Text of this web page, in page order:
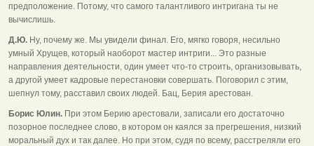
предположение. Потому, что самого талантливого интригана ты не
вычислишь.
Д.Ю. Ну, почему же. Мы увидели финал. Его, мягко говоря, несильно
умный Хрущев, который наоборот мастер интриги... Это разные
направления деятельности, один умеет что-то строить, организовывать,
а другой умеет кадровые перестановки совершать. Поговорил с этим,
шепнул тому, расставил своих людей. Бац, Берия арестован.
Борис Юлин. При этом Берию арестовали, записали его достаточно
позорное последнее слово, в котором он каялся за прегрешения, низкий
моральный дух и так далее. Но при этом, судя по всему, расстреляли его